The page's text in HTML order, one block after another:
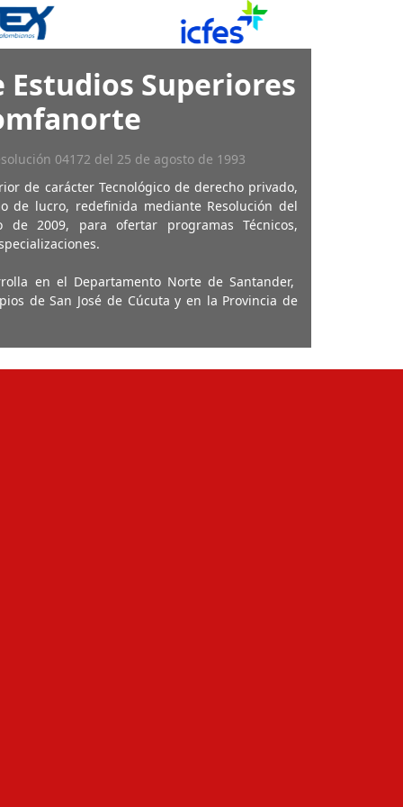
Estudios Superiores
04172 del 25 de agosto de 1993
de carácter Tecnológico de derecho privado,
de lucro, redefinida mediante Resolución del
2009, para ofertar programas Técnicos,
en el Departamento Norte de Santander,
de San José de Cúcuta y en la Provincia de